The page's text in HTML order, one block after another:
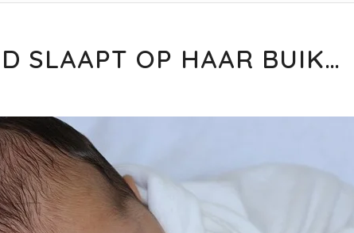
SLAAPT OP HAAR BUIK…